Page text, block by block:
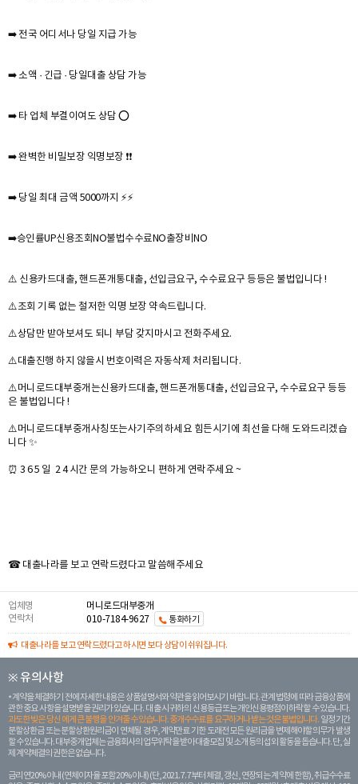
➡️ 전국 어디서나 당일 지급 가능
➡️ 소액 · 긴급 · 당일대출 상담 가능
➡️ 타 업체 부결이여도 상담 ⭕
➡️ 완벽한 비밀보장 익명보장 ❗❗
➡️ 당일 최대 금액 5000까지 ⚡⚡
➡️승인률UP신용조회NO불법수수료NO출장비NO
⚠️ 신용카드대출, 핸드폰개통대출, 선입금요구, 수수료요구 등등은 불법입니다 !
⚠️조회 기록 없는 철저한 익명 보장 약속드립니다.
⚠️상담만 받아보셔도 되니 부담 갖지마시고 전화주세요.
⚠️대출진행 하지 않을시 번호이력은 자동삭제 처리됩니다.
⚠️머니로드대부중개는신용카드대출, 핸드폰개통대출, 선입금요구, 수수료요구 등등
은 불법입니다 !
⚠️머니로드대부중개사칭또는사기주의하세요 힘든시기에 최선을 다해 도와드리겠습
니다 ✨
⏰ 3 6 5 일 2 4 시간 문의 가능하오니 편하게 연락주세요 ~
☎ 대출나라를 보고 연락드렸다고 말씀해주세요
업체명
머니로드대부중개
연락처
010-7184-9627 통화하기
대출나라를 보고 연락드렸다고 하시면 보다 상담이 쉬워집니다.
※ 유의사항
계약을 체결하기 전에 자세한 내용은 상품설명서와 약관을 읽어보시기 바랍니다. 관계 법령에 따라 금융상품에
관한 중요 사항을 설명받을 권리가 있습니다. 대 출 시 귀하의 신용등급 또는 개인신용평점이 하락할 수 있습니다.
과도한 빚은 당신 에게 큰 불행을 안겨줄 수 있습니다. 중개수수료를 요구하거나 받는 것은 불법입니다. 일정 기간
분할상환금 또는 분할상환원리금이 연체될 경우, 계약만료 기한 도래전 모든 원리금을 변제해야할 의무가 발생
할 수 있습니다. 대부중개업체는 금융회사의 업무위탁을 받아 대출모집 및 소개 등의 섭외 활동을 돕습니다. 단, 실
제 계약체결의 권한은 없습니다.
금리 연20% 이내 (연체이자율 포함 20% 이내) (단, 2021. 7. 7부터 체결, 갱신, 연장되는 계 약에 한함), 취급수수료